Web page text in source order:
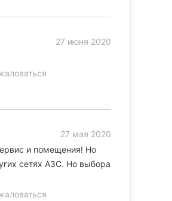
27 июня 2020
27 мая 2020
и помещения! Но
сетях АЗС. Но выбора